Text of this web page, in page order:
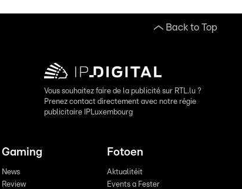
Back to Top
Vous souhaitez faire de la publicité sur RTL.lu ?
Prenez contact directement avec notre régie
publicitaire IPLuxembourg
Gaming
News
Review
Fotoen
Aktualitéit
Events a Fester